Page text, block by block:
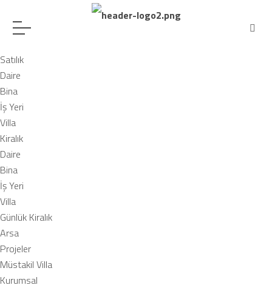
Satılık
Daire
Bina
İş Yeri
Villa
Kiralık
Daire
Bina
İş Yeri
Villa
Günlük Kiralık
Arsa
Projeler
Müstakil Villa
Kurumsal